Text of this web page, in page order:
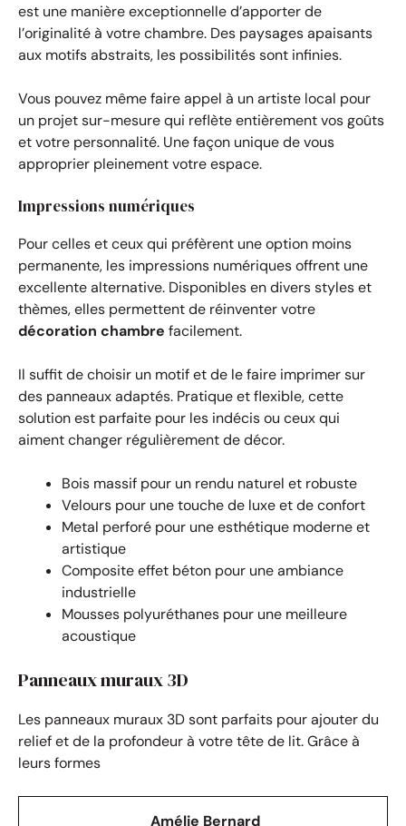
est une manière exceptionnelle d’apporter de
l’originalité à votre chambre. Des paysages apaisants
aux motifs abstraits, les possibilités sont infinies.
Vous pouvez même faire appel à un artiste local pour
un projet sur-mesure qui reflète entièrement vos goûts
et votre personnalité. Une façon unique de vous
approprier pleinement votre espace.
Impressions numériques
Pour celles et ceux qui préfèrent une option moins
permanente, les impressions numériques offrent une
excellente alternative. Disponibles en divers styles et
thèmes, elles permettent de réinventer votre
décoration chambre facilement.
Il suffit de choisir un motif et de le faire imprimer sur
des panneaux adaptés. Pratique et flexible, cette
solution est parfaite pour les indécis ou ceux qui
aiment changer régulièrement de décor.
Bois massif pour un rendu naturel et robuste
Velours pour une touche de luxe et de confort
Metal perforé pour une esthétique moderne et
artistique
Composite effet béton pour une ambiance
industrielle
Mousses polyuréthanes pour une meilleure
acoustique
Panneaux muraux 3D
Les panneaux muraux 3D sont parfaits pour ajouter du
relief et de la profondeur à votre tête de lit. Grâce à
leurs formes
Amélie Bernard